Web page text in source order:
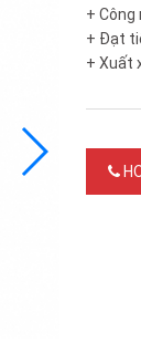
+
+ Đạt
+ Xuất